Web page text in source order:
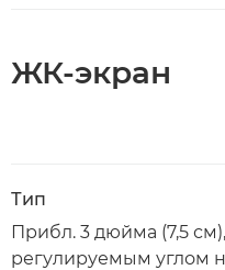
ЖК-экран
Тип
Прибл. 3 дюйма (7,5
регулируемым углом